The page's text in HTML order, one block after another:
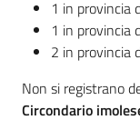
1 in provincia
1 in provincia
2 in provincia
Non si registrano
Circondario